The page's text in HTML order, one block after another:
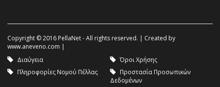
Copyright © 2016 PellaNet - All rights reserved. | Created by
www.aneveno.com |
Διαύγεια
Όροι Χρήσης
Πληροφορίες Νομού Πέλλας
Προστασία Προσωπικών
Δεδομένων